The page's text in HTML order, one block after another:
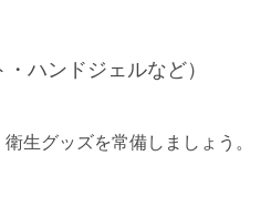
ハンドジェルなど）
生グッズを常備しましょう。